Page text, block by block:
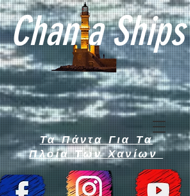
Chan a Ships
Τα Πάντα Για Τα
Πλοία Των Χανίων